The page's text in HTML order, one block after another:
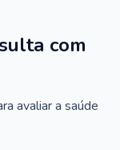
com
avaliar a saúde